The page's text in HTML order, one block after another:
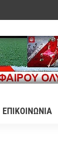
ΕΠΙΚΟΙΝΩΝΙΑ